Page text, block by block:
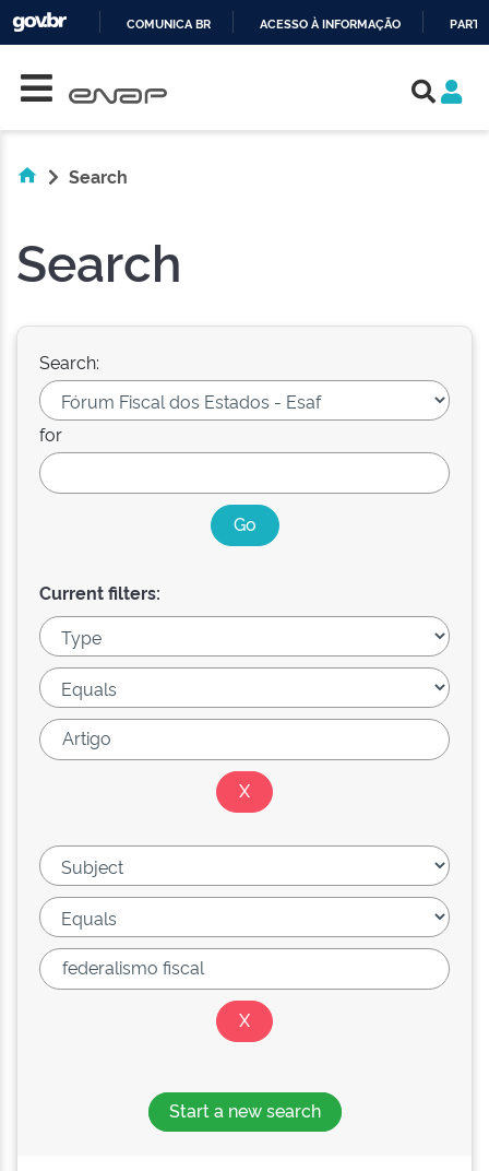
COMUNICA BR ACESSO À INFORMAÇÃO
Search
Search
Search:
for
Current filters:
Start a new search